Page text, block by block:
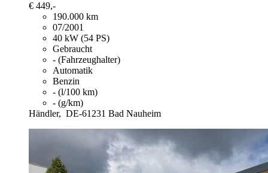
€ 449,-
190.000 km
07/2001
40 kW (54 PS)
Gebraucht
- (Fahrzeughalter)
Automatik
Benzin
- (l/100 km)
- (g/km)
Händler, DE-61231 Bad Nauheim